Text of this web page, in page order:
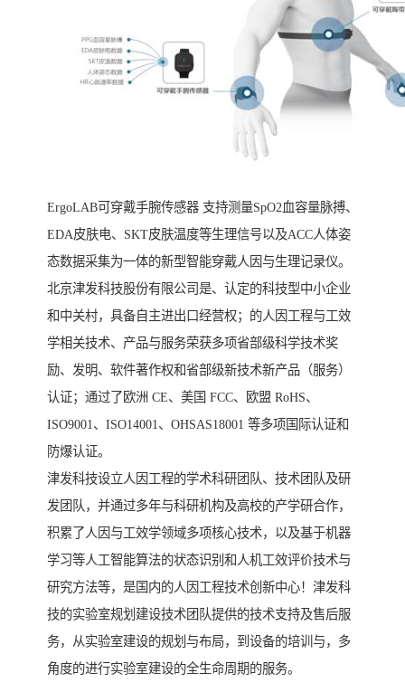
ErgoLAB可穿戴手腕传感器 支持测量SpO2血容量脉搏、
EDA皮肤电、SKT皮肤温度等生理信号以及ACC人体姿
态数据采集为一体的新型智能穿戴人因与生理记录仪。
北京津发科技股份有限公司是、认定的科技型中小企业
和中关村，具备自主进出口经营权；的人因工程与工效
学相关技术、产品与服务荣获多项省部级科学技术奖
励、发明、软件著作权和省部级新技术新产品（服务）
认证；通过了欧洲 CE、美国 FCC、欧盟 RoHS、
ISO9001、ISO14001、OHSAS18001 等多项国际认证和
防爆认证。
津发科技设立人因工程的学术科研团队、技术团队及研
发团队，并通过多年与科研机构及高校的产学研合作，
积累了人因与工效学领域多项核心技术，以及基于机器
学习等人工智能算法的状态识别和人机工效评价技术与
研究方法等，是国内的人因工程技术创新中心！津发科
技的实验室规划建设技术团队提供的技术支持及售后服
务，从实验室建设的规划与布局，到设备的培训与，多
角度的进行实验室建设的全生命周期的服务。